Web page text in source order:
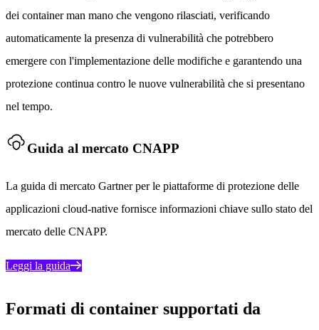
dei container man mano che vengono rilasciati, verificando
automaticamente la presenza di vulnerabilità che potrebbero
emergere con l'implementazione delle modifiche e garantendo una
protezione continua contro le nuove vulnerabilità che si presentano
nel tempo.
Guida al mercato CNAPP
La guida di mercato Gartner per le piattaforme di protezione delle
applicazioni cloud-native fornisce informazioni chiave sullo stato del
mercato delle CNAPP.
Leggi la guida
Formati di container supportati da